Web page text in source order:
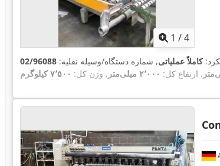
1 /4
کاملاً عملیاتی, شماره دستگاه/وسیله نقلیه:
, ارتفاع کل: ۲٬۰۰۰ میلی‌متر , وزن کل: ۷٬۵۰۰ کیلوگرم